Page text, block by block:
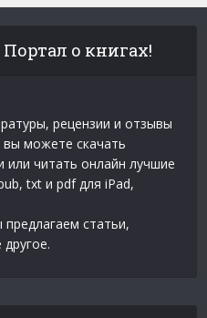
о книгах!
рецензии и отзывы
вы можете скачать
или читать онлайн лучшие
txt и pdf для iPad,
статьи,